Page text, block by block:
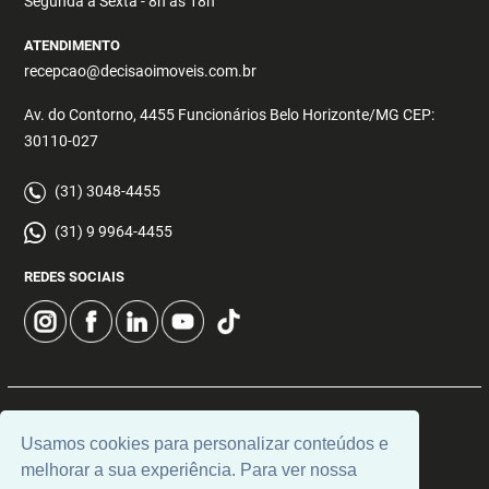
Usamos cookies para personalizar conteúdos e
melhorar a sua experiência. Para ver nossa
ATENDIMENTO
recepcao@decisaoimoveis.com.br
Av. do Contorno, 4455 Funcionários Belo Horizonte/MG CEP:
30110-027
(31) 3048-4455
(31) 9 9964-4455
REDES SOCIAIS
Universal Software.